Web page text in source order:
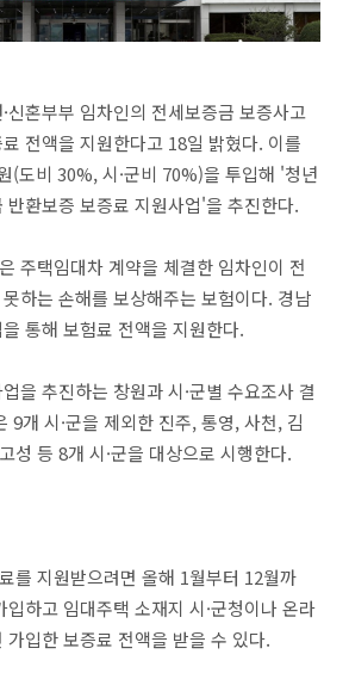
신혼부부 임차인의 전세보증금 보증사고
전액을 지원한다고 18일 밝혔다. 이를
(도비 30%, 시·군비 70%)을 투입해 '청년
반환보증 보증료 지원사업'을 추진한다.
주택임대차 계약을 체결한 임차인이 전
하는 손해를 보상해주는 보험이다. 경남
통해 보험료 전액을 지원한다.
을 추진하는 창원과 시·군별 수요조사 결
9개 시·군을 제외한 진주, 통영, 사천, 김
성 등 8개 시·군을 대상으로 시행한다.
를 지원받으려면 올해 1월부터 12월까
하고 임대주택 소재지 시·군청이나 온라
가입한 보증료 전액을 받을 수 있다.